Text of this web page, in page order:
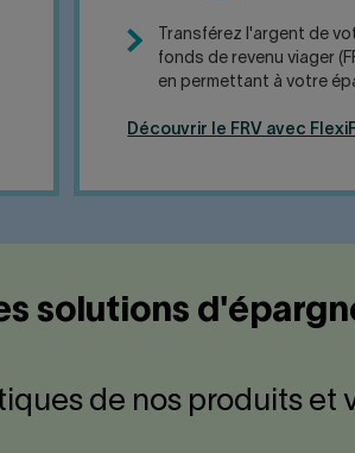
Transférez l'argent de
fonds de revenu viager
en permettant à votre
Découvrir le FRV avec
solutions
de nos produits et